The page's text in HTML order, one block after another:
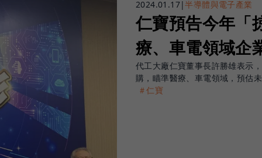
2024.01.17|半導體與電子產業
仁寶預告今年「
療、車電領域企
代工大廠仁寶董事長許勝雄表示
購，瞄準醫療、車電領域，預估
＃仁寶